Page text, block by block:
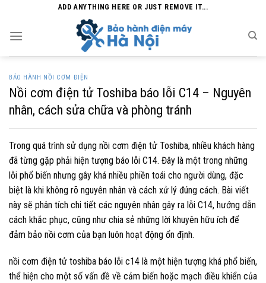
content
ADD ANYTHING HERE OR JUST REMOVE IT...
BẢO HÀNH NỒI CƠM ĐIỆN
Nồi cơm điện tử Toshiba báo lỗi C14 – Nguyên
nhân, cách sửa chữa và phòng tránh
Trong quá trình sử dụng nồi cơm điện tử Toshiba, nhiều khách hàng
đã từng gặp phải hiện tượng báo lỗi C14. Đây là một trong những
lỗi phổ biến nhưng gây khá nhiều phiền toái cho người dùng, đặc
biệt là khi không rõ nguyên nhân và cách xử lý đúng cách. Bài viết
này sẽ phân tích chi tiết các nguyên nhân gây ra lỗi C14, hướng dẫn
cách khắc phục, cũng như chia sẻ những lời khuyên hữu ích để
đảm bảo nồi cơm của bạn luôn hoạt động ổn định.
nồi cơm điện tử toshiba báo lỗi c14 là một hiện tượng khá phổ biến,
thể hiện cho một số vấn đề về cảm biến hoặc mạch điều khiển của